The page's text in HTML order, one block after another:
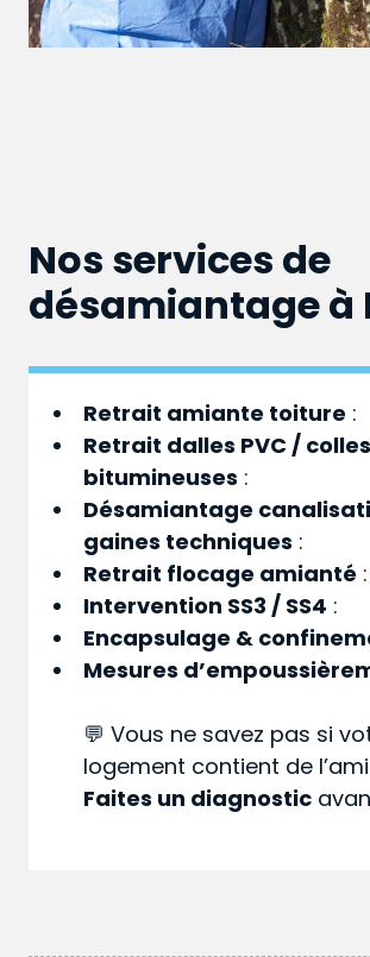
Nos services de
désamiantage à
Retrait amiante toiture :
Retrait dalles PVC / colles
bitumineuses :
Désamiantage
gaines techniques :
Retrait flocage amianté :
Intervention SS3 / SS4 :
Encapsulage &
Mesures
💬 Vous ne savez pas si
logement contient de
Faites un diagnostic